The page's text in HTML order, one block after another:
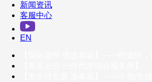
订阅号
客户服务热线
400-098-5699
联系我们
新闻资讯
客服中心
EN